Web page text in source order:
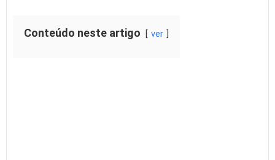
Conteúdo neste artigo ver